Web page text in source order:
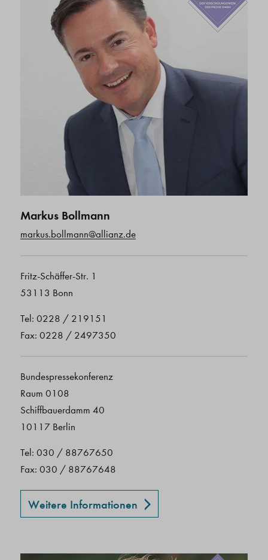
Markus Bollmann
markus.bollmann@allianz.de
Fritz-Schäffer-Str. 1
53113 Bonn
Tel: 0228 / 219151
Fax: 0228 / 2497350
Bundespressekonferenz
Raum 0108
Schiffbauerdamm 40
10117 Berlin
Tel: 030 / 88767650
Fax: 030 / 88767648
Weitere Informationen